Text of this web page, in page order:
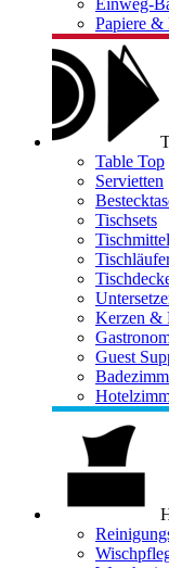
Einweg-
Papiere &
Table Top
Servietten
Tischsets
Kerzen &
Guest